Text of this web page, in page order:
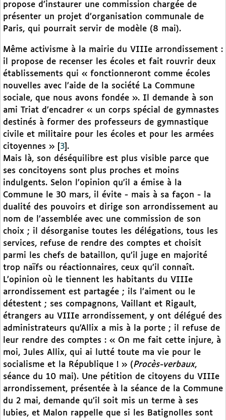
propose d’instaurer une commission chargée de
présenter un projet d’organisation communale de
Paris, qui pourrait servir de modèle (8 mai).
Même activisme à la mairie du VIIIe arrondissement :
il propose de recenser les écoles et fait rouvrir deux
établissements qui « fonctionneront comme écoles
nouvelles avec l’aide de la société La Commune
sociale, que nous avons fondée ». Il demande à son
ami Triat d’encadrer « un corps spécial de gymnastes
destinés à former des professeurs de gymnastique
civile et militaire pour les écoles et pour les armées
citoyennes »
3 .
Mais là, son déséquilibre est plus visible parce que
ses concitoyens sont plus proches et moins
indulgents. Selon l’opinion qu’il a émise à la
Commune le 30 mars, il évite - mais à sa façon - la
dualité des pouvoirs et dirige son arrondissement au
nom de l’assemblée avec une commission de son
choix ; il désorganise toutes les délégations, tous les
services, refuse de rendre des comptes et choisit
parmi les chefs de bataillon, qu’il juge en majorité
trop naïfs ou réactionnaires, ceux qu’il connaît.
L’opinion où le tiennent les habitants du VIIIe
arrondissement est partagée ; ils l’aiment ou le
détestent ; ses compagnons, Vaillant et Rigault,
étrangers au VIIIe arrondissement, y ont délégué des
administrateurs qu’Allix a mis à la porte ; il refuse de
leur rendre des comptes : « On me fait cette injure, à
moi, Jules Allix, qui ai lutté toute ma vie pour le
socialisme et la République ! » (Procès-verbaux,
séance du 10 mai). Une pétition de citoyens du VIIIe
arrondissement, présentée à la séance de la Commune
du 2 mai, demande qu’il soit mis un terme à ses
lubies, et Malon rappelle que si les Batignolles sont